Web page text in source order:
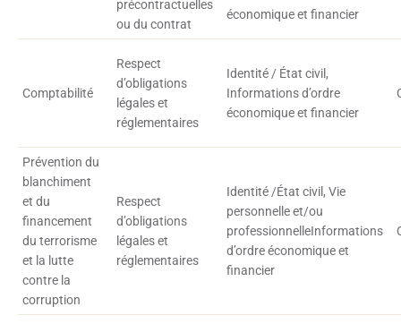
précontractuelles
ou du contrat
économique et financier
Comptabilité
Respect
d’obligations
légales et
réglementaires
Identité / État civil,
Informations d’ordre
économique et financier
Prévention du
blanchiment
et du
financement
du terrorisme
et la lutte
contre la
corruption
Respect
d’obligations
légales et
réglementaires
Identité /État civil, Vie
personnelle et/ou
professionnelleInformations
d’ordre économique et
financier